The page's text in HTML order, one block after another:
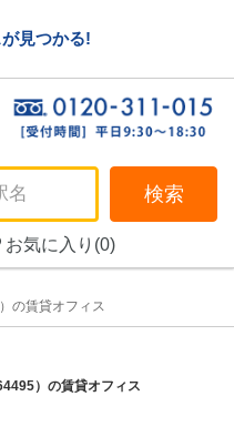
見つかる!
検索
お気に入り (0)
の賃貸オフィス
）の賃貸オフィス